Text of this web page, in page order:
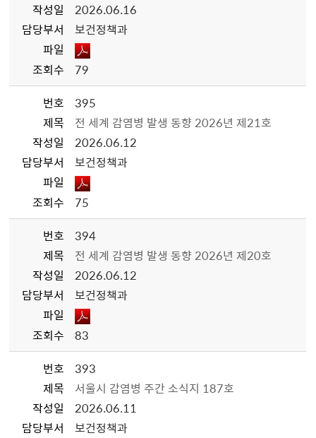
작성일
2026.06.16
담당부서
보건정책과
파일
조회수
79
번호
395
제목
전 세계 감염병 발생 동향 2026년 제21호
작성일
2026.06.12
담당부서
보건정책과
파일
조회수
75
번호
394
제목
전 세계 감염병 발생 동향 2026년 제20호
작성일
2026.06.12
담당부서
보건정책과
파일
조회수
83
번호
393
제목
서울시 감염병 주간 소식지 187호
작성일
2026.06.11
담당부서
보건정책과